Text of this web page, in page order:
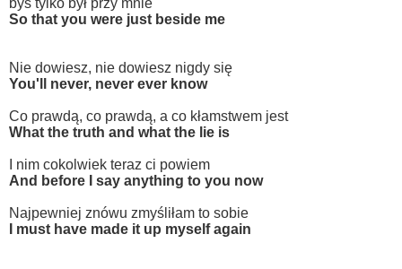
byś tylko był przy mnie
So that you were just beside me
Nie dowiesz, nie dowiesz nigdy się
You'll never, never ever know
Co prawdą, co prawdą, a co kłamstwem jest
What the truth and what the lie is
I nim cokolwiek teraz ci powiem
And before I say anything to you now
Najpewniej znówu zmyśliłam to sobie
I must have made it up myself again